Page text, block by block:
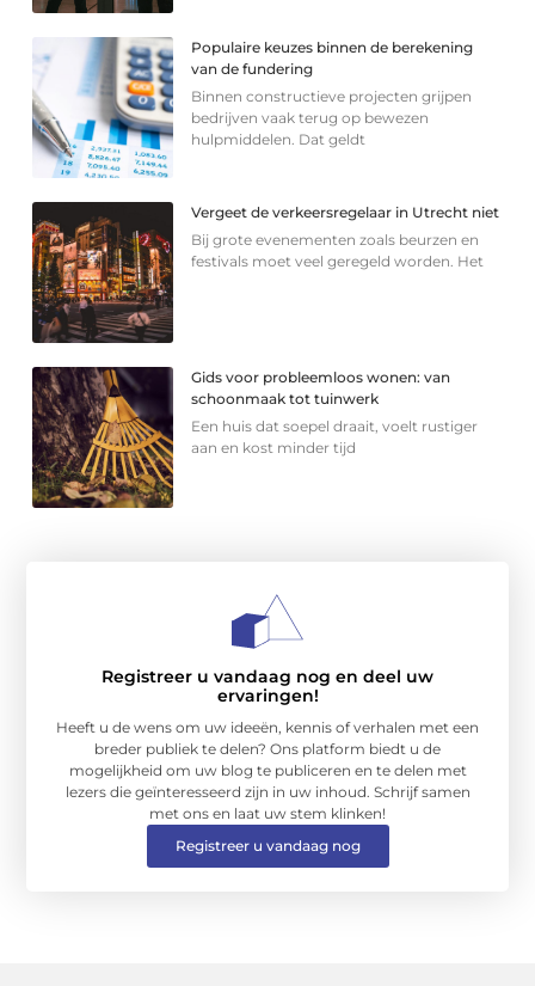
Populaire keuzes binnen de berekening
van de fundering
Binnen constructieve projecten grijpen
bedrijven vaak terug op bewezen
hulpmiddelen. Dat geldt
Vergeet de verkeersregelaar in Utrecht niet
Bij grote evenementen zoals beurzen en
festivals moet veel geregeld worden. Het
Gids voor probleemloos wonen: van
schoonmaak tot tuinwerk
Een huis dat soepel draait, voelt rustiger
aan en kost minder tijd
Registreer u vandaag nog en deel uw
ervaringen!
Heeft u de wens om uw ideeën, kennis of verhalen met een
breder publiek te delen? Ons platform biedt u de
mogelijkheid om uw blog te publiceren en te delen met
lezers die geïnteresseerd zijn in uw inhoud. Schrijf samen
met ons en laat uw stem klinken!
Registreer u vandaag nog